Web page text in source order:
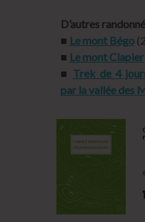
D’autres
■ Le mont Bégo
■ Le mont Clapier
■ Trek de 4
par la vallée des